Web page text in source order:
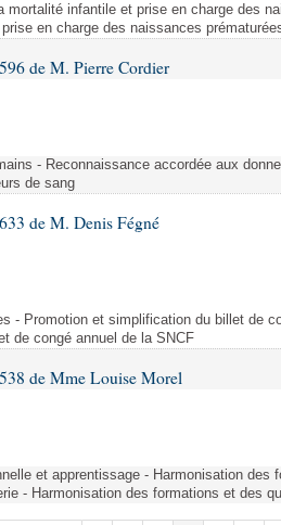
mortalité infantile et prise en charge des
en charge des naissances
de M. Pierre Cordier
- Reconnaissance accordée aux
de sang
de M. Denis Fégné
- Promotion et simplification du billet de
de congé annuel de la SNCF
de Mme Louise Morel
et apprentissage - Harmonisation des
- Harmonisation des formations et des